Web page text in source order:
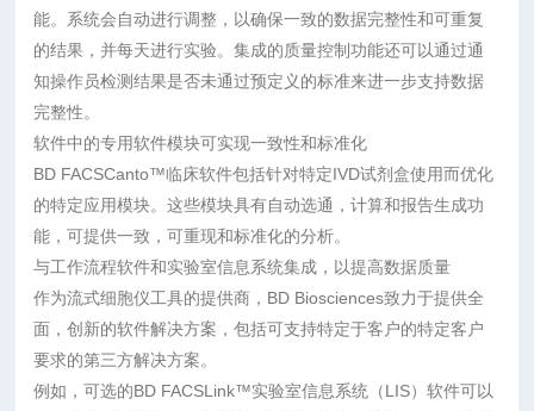
能。系统会自动进行调整，以确保一致的数据完整性和可重复
的结果，并每天进行实验。集成的质量控制功能还可以通过通
知操作员检测结果是否未通过预定义的标准来进一步支持数据
完整性。
软件中的专用软件模块可实现一致性和标准化
BD FACSCanto™临床软件包括针对特定IVD试剂盒使用而优化
的特定应用模块。这些模块具有自动选通，计算和报告生成功
能，可提供一致，可重现和标准化的分析。
与工作流程软件和实验室信息系统集成，以提高数据质量
作为流式细胞仪工具的提供商，BD Biosciences致力于提供全
面，创新的软件解决方案，包括可支持特定于客户的特定客户
要求的第三方解决方案。
例如，可选的BD FACSLink™实验室信息系统（LIS）软件可以